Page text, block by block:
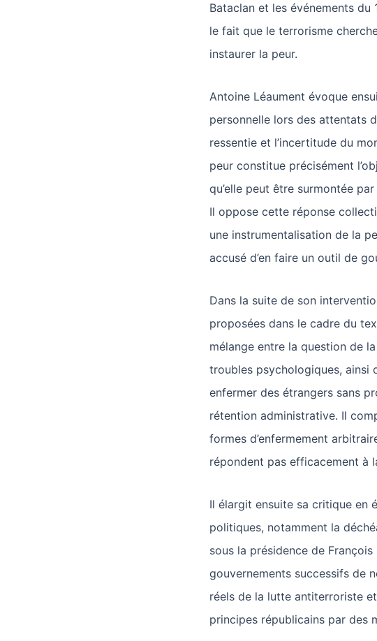
Bataclan et les événements
le fait que le terrorisme
instaurer la peur.
Antoine Léaument évoque
personnelle lors des attentats
ressentie et l’incertitude du
peur constitue précisément
qu’elle peut être surmontée
Il oppose cette réponse
une instrumentalisation de la
accusé d’en faire un outil de
Dans la suite de son
proposées dans le cadre du
mélange entre la question de
troubles psychologiques, ainsi
enfermer des étrangers sans
rétention administrative. Il
formes d’enfermement
répondent pas efficacement à
Il élargit ensuite sa critique en
politiques, notamment la
sous la présidence de
gouvernements successifs de
réels de la lutte antiterroriste
principes républicains par des